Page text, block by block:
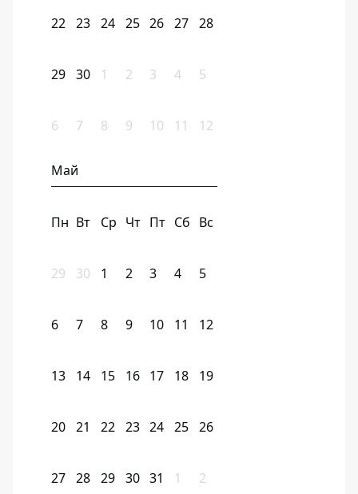
22 23 24 25 26 27 28
29 30 1 2 3 4 5
6 7 8 9 10 11 12
Май
Пн Вт Ср Чт Пт Сб Вс
29 30 1 2 3 4 5
6 7 8 9 10 11 12
13 14 15 16 17 18 19
20 21 22 23 24 25 26
27 28 29 30 31 1 2